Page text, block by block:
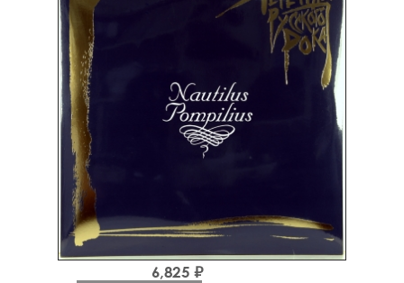
6,825 ₽